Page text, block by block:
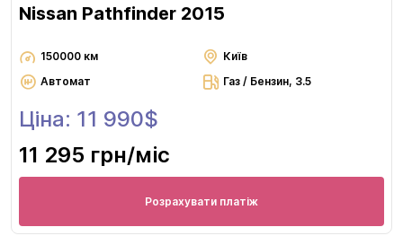
Nissan Pathfinder 2015
150000 км
Київ
Автомат
Газ / Бензин, 3.5
Ціна: 11 990$
11 295 грн/міс
Розрахувати платіж